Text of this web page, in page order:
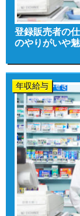
登録販売者の
のやりがいや
年収給与